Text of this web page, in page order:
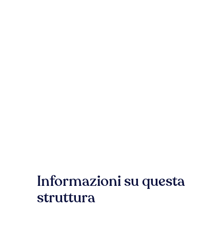
Informazioni su questa
struttura